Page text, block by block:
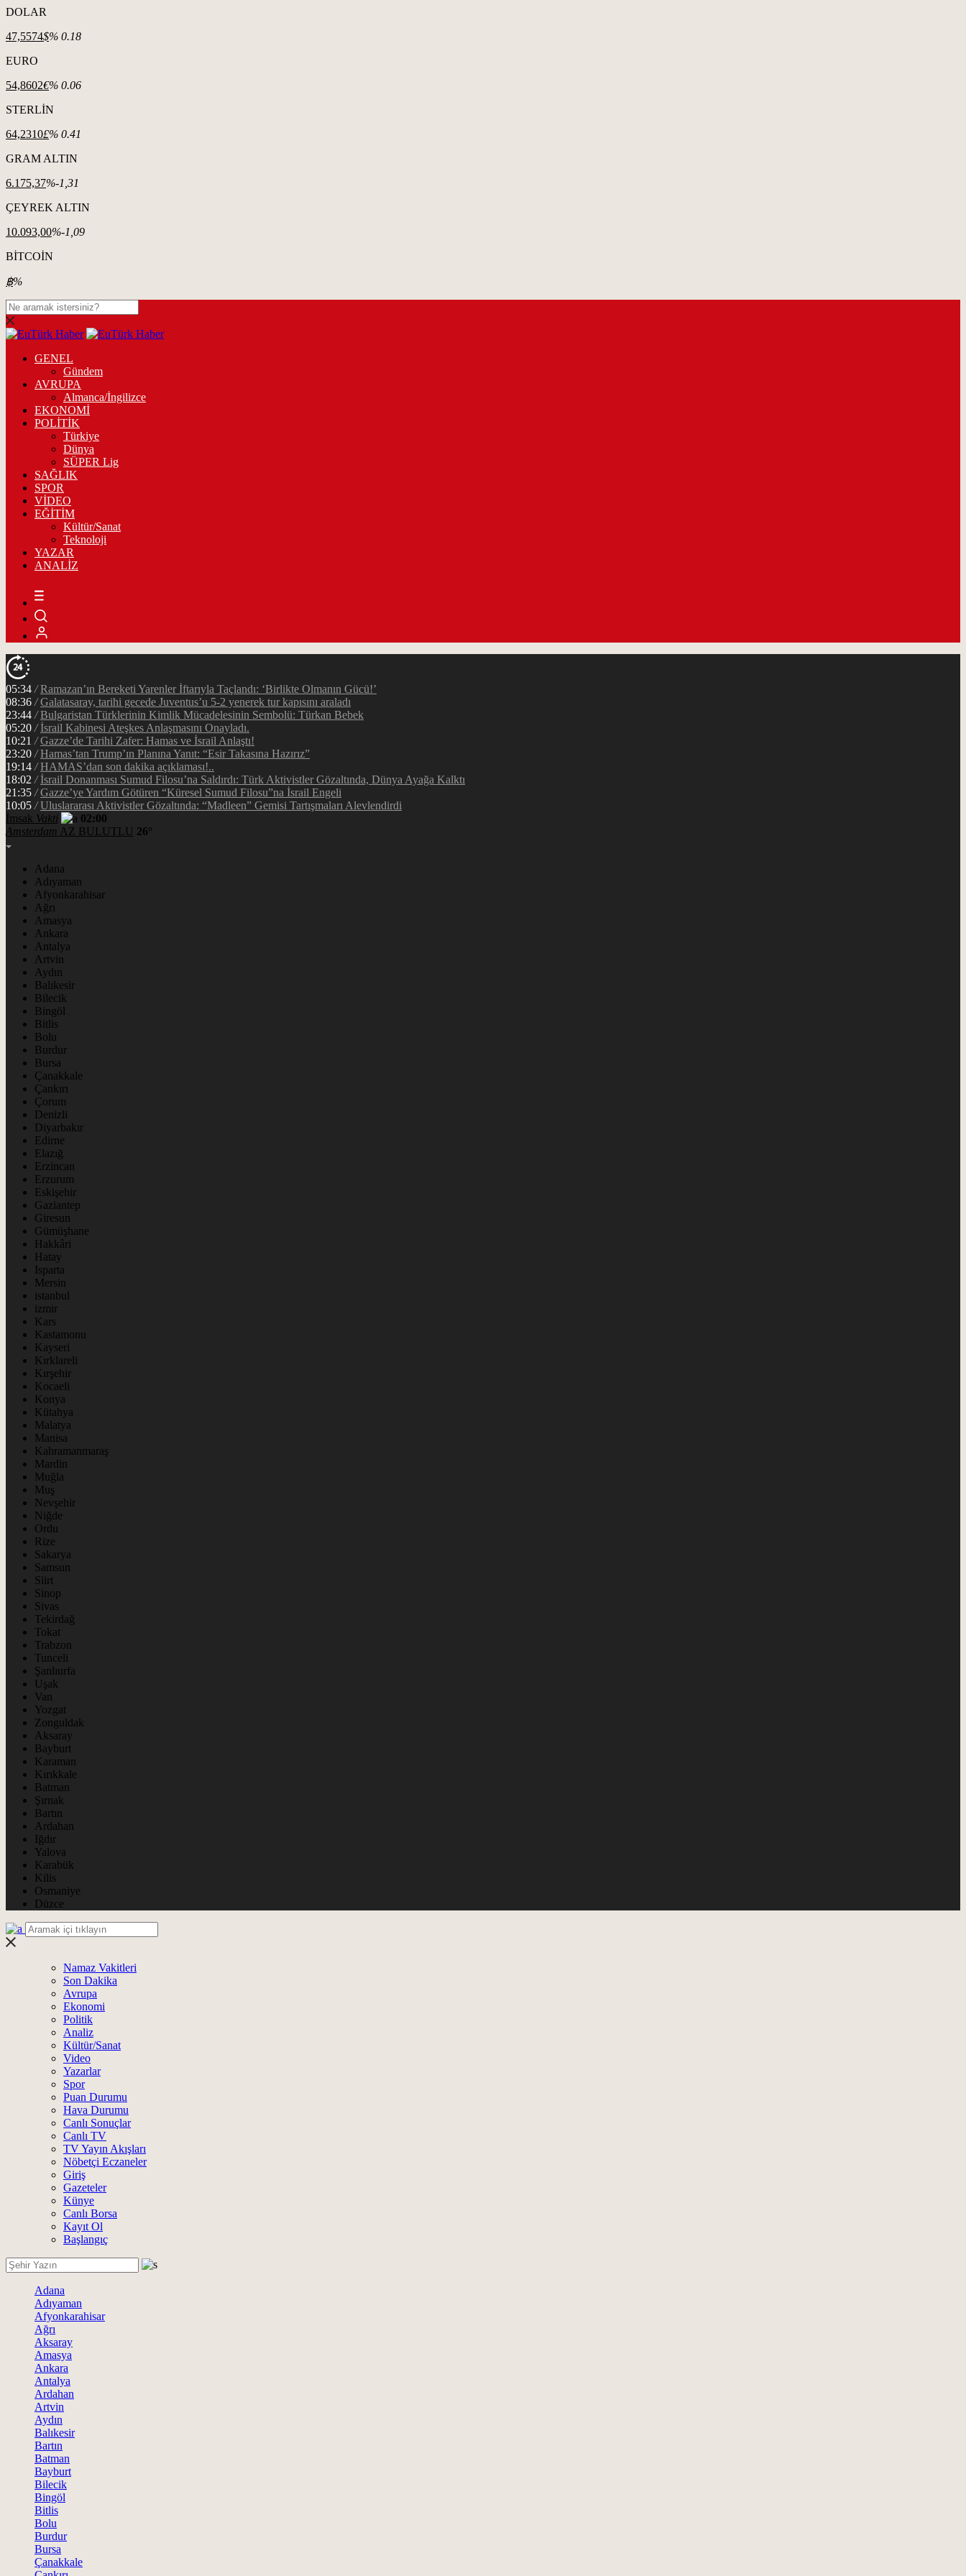
DOLAR
47,5574$% 0.18
EURO
54,8602€% 0.06
STERLİN
64,2310£% 0.41
GRAM ALTIN
6.175,37%-1,31
ÇEYREK ALTIN
10.093,00%-1,09
BİTCOİN
฿%
GENEL
Gündem
AVRUPA
Almanca/İngilizce
EKONOMİ
POLİTİK
Türkiye
Dünya
SÜPER Lig
SAĞLIK
SPOR
VİDEO
EĞİTİM
Kültür/Sanat
Teknoloji
YAZAR
ANALİZ
05:34 / Ramazan’ın Bereketi Yarenler İftarıyla Taçlandı: ‘Birlikte Olmanın Gücü!’
08:36 / Galatasaray, tarihi gecede Juventus’u 5-2 yenerek tur kapısını araladı
23:44 / Bulgaristan Türklerinin Kimlik Mücadelesinin Sembolü: Türkan Bebek
05:20 / İsrail Kabinesi Ateşkes Anlaşmasını Onayladı.
10:21 / Gazze’de Tarihi Zafer: Hamas ve İsrail Anlaştı!
23:20 / Hamas’tan Trump’ın Planına Yanıt: “Esir Takasına Hazırız”
19:14 / HAMAS’dan son dakika açıklaması!..
18:02 / İsrail Donanması Sumud Filosu’na Saldırdı: Türk Aktivistler Gözaltında, Dünya Ayağa Kalktı
21:35 / Gazze’ye Yardım Götüren “Küresel Sumud Filosu”na İsrail Engeli
10:05 / Uluslararası Aktivistler Gözaltında: “Madleen” Gemisi Tartışmaları Alevlendirdi
İmsak Vakti
02:00
Amsterdam AZ BULUTLU 26°
Adana
Adıyaman
Afyonkarahisar
Ağrı
Amasya
Ankara
Antalya
Artvin
Aydın
Balıkesir
Bilecik
Bingöl
Bitlis
Bolu
Burdur
Bursa
Çanakkale
Çankırı
Çorum
Denizli
Diyarbakır
Edirne
Elazığ
Erzincan
Erzurum
Eskişehir
Gaziantep
Giresun
Gümüşhane
Hakkâri
Hatay
Isparta
Mersin
istanbul
izmir
Kars
Kastamonu
Kayseri
Kırklareli
Kırşehir
Kocaeli
Konya
Kütahya
Malatya
Manisa
Kahramanmaraş
Mardin
Muğla
Muş
Nevşehir
Niğde
Ordu
Rize
Sakarya
Samsun
Siirt
Sinop
Sivas
Tekirdağ
Tokat
Trabzon
Tunceli
Şanlıurfa
Uşak
Van
Yozgat
Zonguldak
Aksaray
Bayburt
Karaman
Kırıkkale
Batman
Şırnak
Bartın
Ardahan
Iğdır
Yalova
Karabük
Kilis
Osmaniye
Düzce
Namaz Vakitleri
Son Dakika
Avrupa
Ekonomi
Politik
Analiz
Kültür/Sanat
Video
Yazarlar
Spor
Puan Durumu
Hava Durumu
Canlı Sonuçlar
Canlı TV
TV Yayın Akışları
Nöbetçi Eczaneler
Giriş
Gazeteler
Künye
Canlı Borsa
Kayıt Ol
Başlangıç
Adana
Adıyaman
Afyonkarahisar
Ağrı
Aksaray
Amasya
Ankara
Antalya
Ardahan
Artvin
Aydın
Balıkesir
Bartın
Batman
Bayburt
Bilecik
Bingöl
Bitlis
Bolu
Burdur
Bursa
Çanakkale